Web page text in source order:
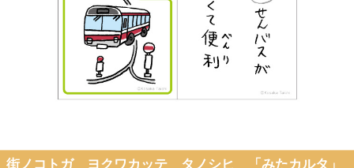
街ノコトガ ヨクワカッテ タノシヒ 「みたカルタ」